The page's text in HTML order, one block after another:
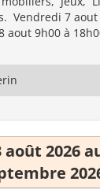
Vendredi 7 aout
aout 9h00 à
août 2026